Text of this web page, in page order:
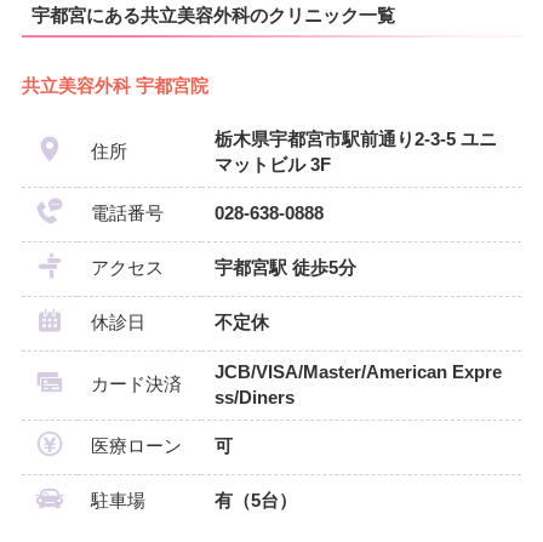
宇都宮にある共立美容外科のクリニック一覧
共立美容外科 宇都宮院
住所
栃木県宇都宮市駅前通り2-3-5 ユニ
マットビル 3F
電話番号 028-638-0888
アクセス 宇都宮駅 徒歩5分
休診日 不定休
カード決済
JCB/VISA/Master/American Expre
ss/Diners
医療ローン 可
駐車場 有（5台）